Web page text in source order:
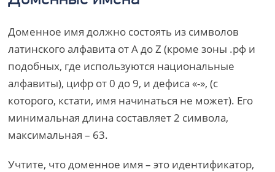
Доменное имя должно состоять из символов
латинского алфавита от A до Z (кроме зоны .рф и
подобных, где используются национальные
алфавиты), цифр от 0 до 9, и дефиса «-», (с
которого, кстати, имя начинаться не может). Его
минимальная длина составляет 2 символа,
максимальная – 63.
Учтите, что доменное имя – это идентификатор,